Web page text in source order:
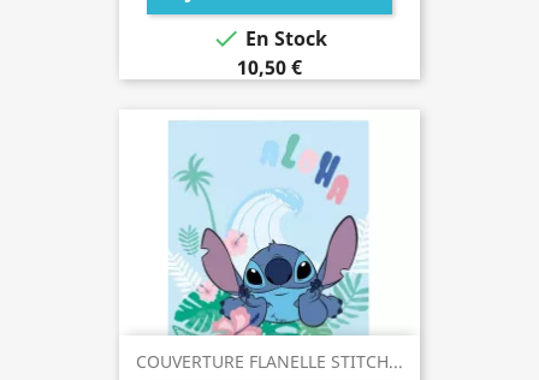
 En Stock
10,50 €
COUVERTURE FLANELLE STITCH...